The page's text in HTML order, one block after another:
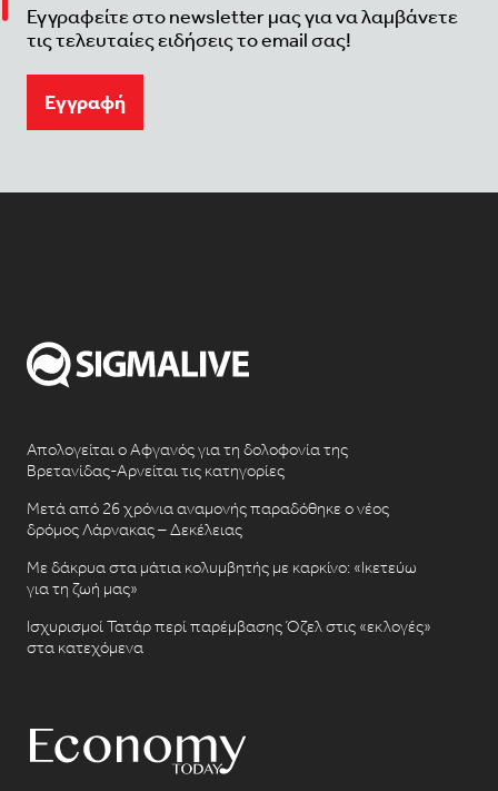
Εγγραφείτε στο newsletter μας για να λαμβάνετε
τις τελευταίες ειδήσεις το email σας!
Eγγραφή
Απολογείται ο Αφγανός για τη δολοφονία της
Βρετανίδας-Αρνείται τις κατηγορίες
Μετά από 26 χρόνια αναμονής παραδόθηκε ο νέος
δρόμος Λάρνακας – Δεκέλειας
Με δάκρυα στα μάτια κολυμβητής με καρκίνο: «Ικετεύω
για τη ζωή μας»
Ισχυρισμοί Τατάρ περί παρέμβασης Όζελ στις «εκλογές»
στα κατεχόμενα